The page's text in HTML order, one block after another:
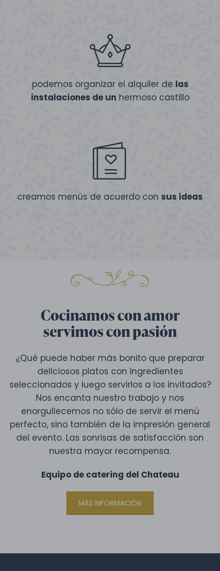
podemos organizar el alquiler de las
instalaciones de un hermoso castillo
creamos menús de acuerdo con sus ideas
Cocinamos con amor
servimos con pasión
¿Qué puede haber más bonito que preparar
deliciosos platos con ingredientes
seleccionados y luego servirlos a los invitados?
Nos encanta nuestro trabajo y nos
enorgullecemos no sólo de servir el menú
perfecto, sino también de la impresión general
del evento. Las sonrisas de satisfacción son
nuestra mayor recompensa.
Equipo de catering del Chateau
MÁS INFORMACIÓN